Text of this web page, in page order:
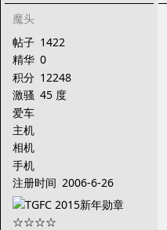
魔头
帖子 1422
精华 0
积分 12248
激骚 45 度
爱车
主机
相机
手机
注册时间 2006-6-26